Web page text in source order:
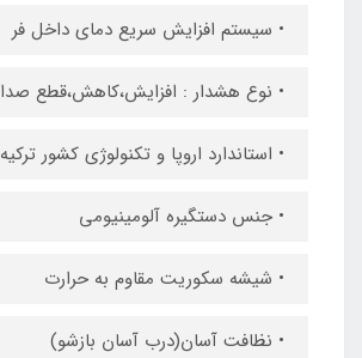
• سیستم افزایش سریع دمای داخل فر
• نوع هشدار : افزایش،کاهش،قطع صدا
• استاندارد اروپا و تکنولوژی کشور ترکیه
• جنس دستگیره آلومینیومی
• شیشه سکوریت مقاوم به حرارت
• نظافت آسان(درب آسان بازشو)